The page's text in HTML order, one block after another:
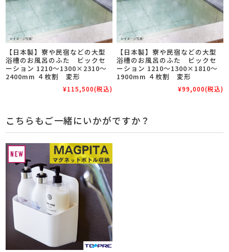
【日本製】寮や民宿などの大型
浴槽のお風呂のふた ビックセ
ーション 1210～1300×2310～
2400mm ４枚割 変形
¥115,500(税込)
【日本製】寮や民宿などの大型
浴槽のお風呂のふた ビックセ
ーション 1210～1300×1810～
1900mm ４枚割 変形
¥99,000(税込)
こちらもご一緒にいかがですか？